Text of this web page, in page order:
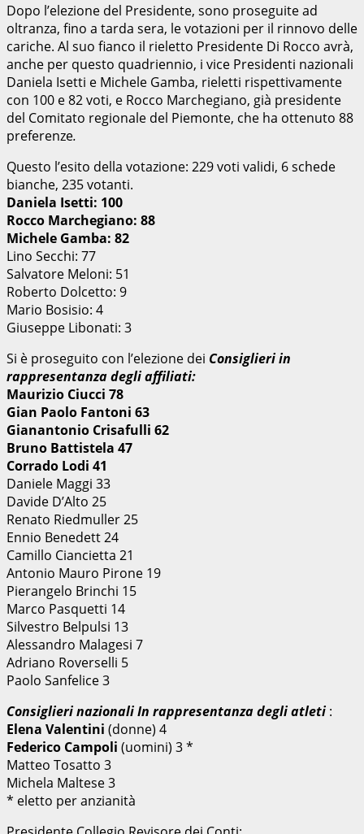
Dopo l’elezione del Presidente, sono proseguite ad
oltranza, fino a tarda sera, le votazioni per il rinnovo delle
cariche. Al suo fianco il rieletto Presidente Di Rocco avrà,
anche per questo quadriennio, i vice Presidenti nazionali
Daniela Isetti e Michele Gamba, rieletti rispettivamente
con 100 e 82 voti, e Rocco Marchegiano, già presidente
del Comitato regionale del Piemonte, che ha ottenuto 88
preferenze.
Questo l’esito della votazione: 229 voti validi, 6 schede
bianche, 235 votanti.
Daniela Isetti: 100
Rocco Marchegiano: 88
Michele Gamba: 82
Lino Secchi: 77
Salvatore Meloni: 51
Roberto Dolcetto: 9
Mario Bosisio: 4
Giuseppe Libonati: 3
Si è proseguito con l’elezione dei Consiglieri in
rappresentanza degli affiliati:
Maurizio Ciucci 78
Gian Paolo Fantoni 63
Gianantonio Crisafulli 62
Bruno Battistela 47
Corrado Lodi 41
Daniele Maggi 33
Davide D’Alto 25
Renato Riedmuller 25
Ennio Benedett 24
Camillo Ciancietta 21
Antonio Mauro Pirone 19
Pierangelo Brinchi 15
Marco Pasquetti 14
Silvestro Belpulsi 13
Alessandro Malagesi 7
Adriano Roverselli 5
Paolo Sanfelice 3
Consiglieri nazionali In rappresentanza degli atleti :
Elena Valentini (donne) 4
Federico Campoli (uomini) 3 *
Matteo Tosatto 3
Michela Maltese 3
* eletto per anzianità